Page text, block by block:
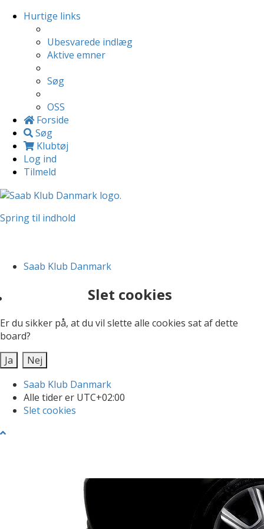
Hurtige links
Ubesvarede indlæg
Aktive emner
Søg
OSS
Forside
Søg
Klubtøj
Log ind
Tilmeld
Spring til indhold
Saab Klub Danmark
Slet cookies
Er du sikker på, at du vil slette alle cookies sat af dette
board?
Saab Klub Danmark
Alle tider er UTC+02:00
Slet cookies